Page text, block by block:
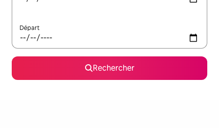
Départ
Rechercher